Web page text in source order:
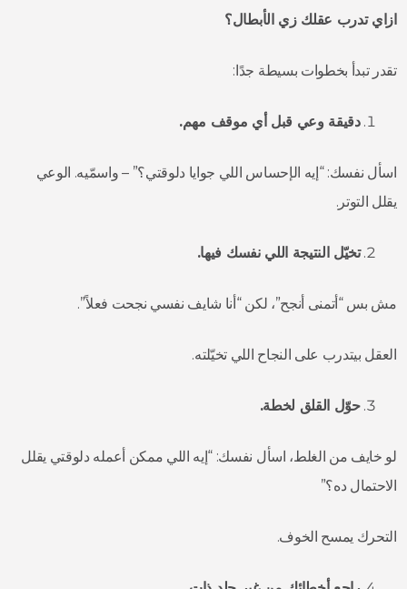
ازاي تدرب عقلك زي الأبطال؟
تقدر تبدأ بخطوات بسيطة جدًا:
دقيقة وعي قبل أي موقف مهم.
اسأل نفسك: “إيه الإحساس اللي جوايا دلوقتي؟” – واسمّيه. الوعي
يقلل التوتر.
تخيّل النتيجة اللي نفسك فيها.
مش بس “أتمنى أنجح”، لكن “أنا شايف نفسي نجحت فعلاً”.
العقل بيتدرب على النجاح اللي تخيّلته.
حوّل القلق لخطة.
لو خايف من الغلط، اسأل نفسك: “إيه اللي ممكن أعمله دلوقتي يقلل
الاحتمال ده؟”
التحرك يمسح الخوف.